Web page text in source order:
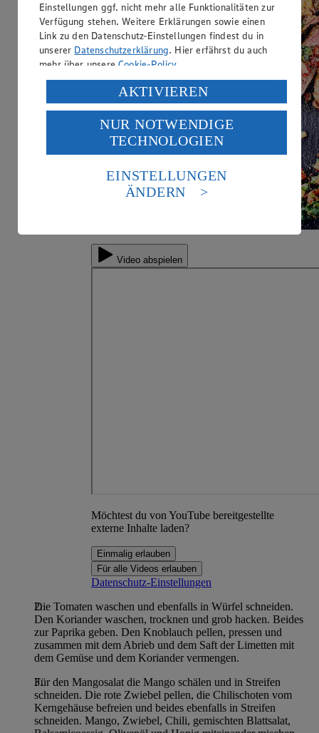
Video abspielen
Möchtest du von YouTube bereitgestellte
externe Inhalte laden?
Einmalig erlauben
Für alle Videos erlauben
Datenschutz-Einstellungen
Die Tomaten waschen und ebenfalls in Würfel schneiden.
Den Koriander waschen, trocknen und grob hacken. Beides
zur Paprika geben. Den Knoblauch pellen, pressen und
zusammen mit dem Abrieb und dem Saft der Limetten mit
dem Gemüse und dem Koriander vermengen.
Für den Mangosalat die Mango schälen und in Streifen
schneiden. Die rote Zwiebel pellen, die Chilischoten vom
Kerngehäuse befreien und beides ebenfalls in Streifen
schneiden. Mango, Zwiebel, Chili, gemischten Blattsalat,
Einstellungen ggf. nicht mehr alle Funktionalitäten zur
Verfügung stehen. Weitere Erklärungen sowie einen
Link zu den Datenschutz-Einstellungen findest du in
unserer Datenschutzerklärung. Hier erfährst du auch
mehr über unsereCookie-Policy.
Verarbeitung deiner personenbezogenen Daten in den
USA durch Facebook und YouTube:
Wenn du auf „Aktivieren“ klickst, willigst du im Sinne
des Art. 49 Abs. 1 Satz 1 lit. a) DSGVO ein, dass deine
Daten in den USA verarbeitet werden. Der EuGH sieht
die USA als Land mit einem nach europäischen
Standards nicht angemessenen Datenschutzniveau an.
Es besteht das Risiko eines Zugriffs durch US-
Informationen zum Herausgeber der Seite findest du
Impressum
AKTIVIEREN
NUR NOTWENDIGE
TECHNOLOGIEN
EINSTELLUNGEN
ÄNDERN